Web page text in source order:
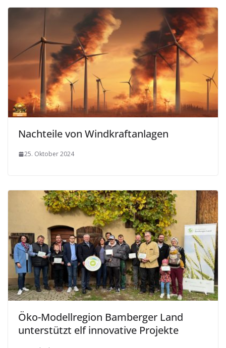
Nachteile von Windkraftanlagen
25. Oktober 2024
Öko-Modellregion Bamberger Land
unterstützt elf innovative Projekte